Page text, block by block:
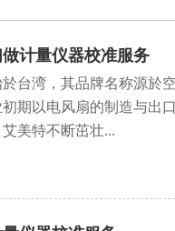
计量仪器校准服务
台湾，其品牌名称源於
期以电风扇的制造与出
美特不断茁壮...